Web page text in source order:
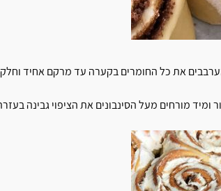
את כל החומרים בקערה עד מרקם אחיד
ומיד מורחים מעל הסינבונים את הציפוי גבינה